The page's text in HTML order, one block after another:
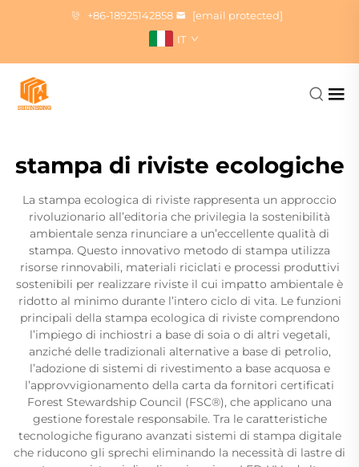
+86-18925142858
[email protected]
IT
stampa di riviste ecologiche
La stampa ecologica di riviste rappresenta un approccio
rivoluzionario all’editoria che privilegia la sostenibilità
ambientale senza rinunciare a un’eccellente qualità di
stampa. Questo innovativo metodo di stampa utilizza
risorse rinnovabili, materiali riciclati e processi produttivi
sostenibili per realizzare riviste il cui impatto ambientale è
ridotto al minimo durante l’intero ciclo di vita. Le funzioni
principali della stampa ecologica di riviste comprendono
l’impiego di inchiostri a base di soia o di altri vegetali,
anziché delle tradizionali alternative a base di petrolio,
l’adozione di sistemi di rivestimento a base acquosa e
l’approvvigionamento della carta da fornitori certificati
Forest Stewardship Council (FSC®), che applicano una
gestione forestale responsabile. Tra le caratteristiche
tecnologiche figurano avanzati sistemi di stampa digitale
che riducono gli sprechi eliminando la necessità di lastre di